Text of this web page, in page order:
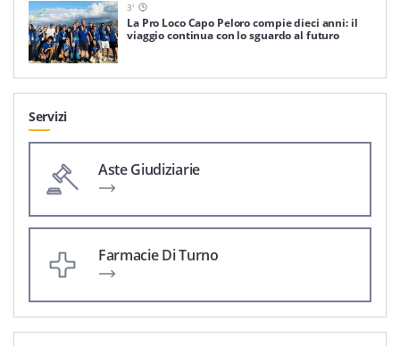
3'
La Pro Loco Capo Peloro compie dieci anni: il
viaggio continua con lo sguardo al futuro
Servizi
Aste Giudiziarie
Farmacie Di Turno